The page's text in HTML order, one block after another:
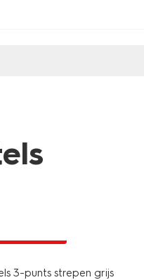
3-punts strepen grijs